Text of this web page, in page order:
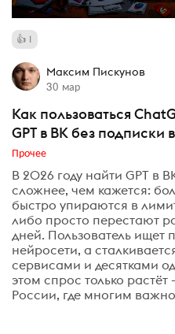
1
Максим Пискунов
30 мар
Как пользоваться
GPT в ВК без подписки
Прочее
В 2026 году найти GPT в
сложнее, чем кажется:
быстро упираются в
либо просто перестают
дней. Пользователь ищет
нейросети, а
сервисами и десятками
этом спрос только
России, где многим важно